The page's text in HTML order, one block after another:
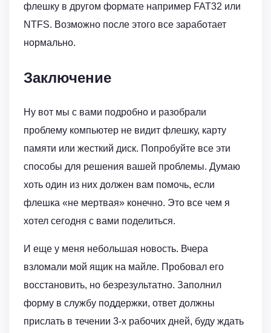
флешку в другом формате например FAT32 или
NTFS. Возможно после этого все заработает
нормально.
Заключение
Ну вот мы с вами подробно и разобрали
проблему компьютер не видит флешку, карту
памяти или жесткий диск. Попробуйте все эти
способы для решения вашей проблемы. Думаю
хоть один из них должен вам помочь, если
флешка «не мертвая» конечно. Это все чем я
хотел сегодня с вами поделиться.
И еще у меня небольшая новость. Вчера
взломали мой ящик на майле. Пробовал его
восстановить, но безрезультатно. Заполнил
форму в службу поддержки, ответ должны
прислать в течении 3-х рабочих дней, буду ждать